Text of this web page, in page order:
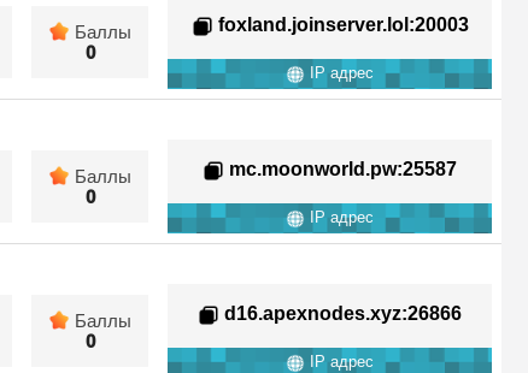
Баллы
0
foxland.joinserver.lol :20003
IP адрес
Баллы
0
mc.moonworld.pw:25587
IP адрес
Баллы
0
d16.apexnodes.xyz:26866
IP адрес